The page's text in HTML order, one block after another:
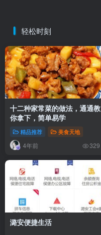
轻松时刻
十二种家常菜的做法，通通教
你拿下，简单易学
精品推荐 美食天地
4年前 329
潞安便捷生活